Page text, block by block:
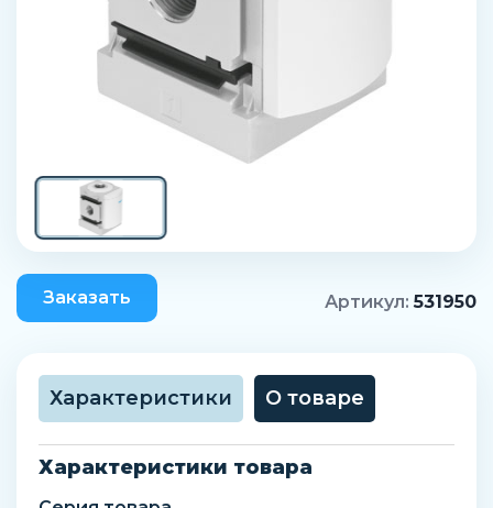
Заказать Артикул:531950
Характеристики О товаре
Характеристики товара